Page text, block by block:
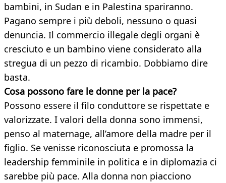
bambini, in Sudan e in Palestina spariranno.
Pagano sempre i più deboli, nessuno o quasi
denuncia. Il commercio illegale degli organi è
cresciuto e un bambino viene considerato alla
stregua di un pezzo di ricambio. Dobbiamo dire
basta.
Cosa possono fare le donne per la pace?
Possono essere il filo conduttore se rispettate e
valorizzate. I valori della donna sono immensi,
penso al maternage, all’amore della madre per il
figlio. Se venisse riconosciuta e promossa la
leadership femminile in politica e in diplomazia ci
sarebbe più pace. Alla donna non piacciono